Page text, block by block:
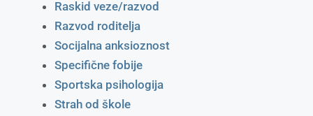
Raskid veze/razvod
Razvod roditelja
Socijalna anksioznost
Specifične fobije
Sportska psihologija
Strah od škole